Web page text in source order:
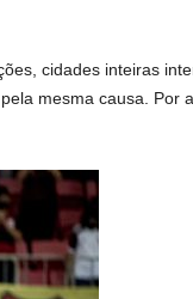
cidades inteiras
mesma causa. Por